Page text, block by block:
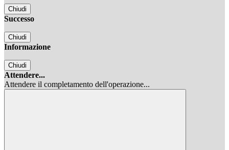
Chiudi
Successo
Chiudi
Informazione
Chiudi
Attendere...
Attendere il completamento dell'operazione...